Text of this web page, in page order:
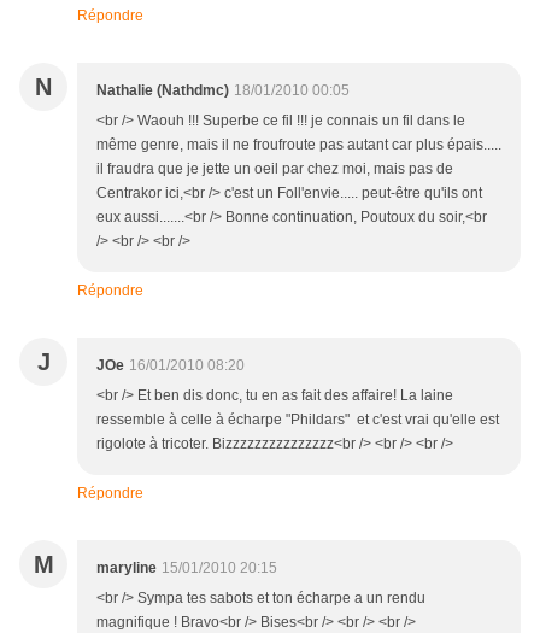
Répondre
N Nathalie (Nathdmc) 18/01/2010 00:05
<br /> Waouh !!! Superbe ce fil !!! je connais un fil dans le
même genre, mais il ne froufroute pas autant car plus épais.....
il fraudra que je jette un oeil par chez moi, mais pas de
Centrakor ici,<br /> c'est un Foll'envie..... peut-être qu'ils ont
eux aussi.......<br /> Bonne continuation, Poutoux du soir,<br
/> <br /> <br />
Répondre
J JOe 16/01/2010 08:20
<br /> Et ben dis donc, tu en as fait des affaire! La laine
ressemble à celle à écharpe "Phildars" et c'est vrai qu'elle est
rigolote à tricoter. Bizzzzzzzzzzzzzzz<br /> <br /> <br />
Répondre
M maryline 15/01/2010 20:15
<br /> Sympa tes sabots et ton écharpe a un rendu
magnifique ! Bravo<br /> Bises<br /> <br /> <br />